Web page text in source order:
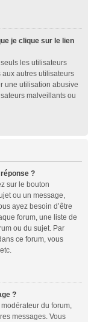
je clique sur le lien
les utilisateurs
autres utilisateurs
une utilisation abusive
malveillants ou
?
sur le bouton
ou un message,
ayez besoin d’être
forum, une liste de
ou du sujet. Par
ce forum, vous
?
du forum,
messages. Vous